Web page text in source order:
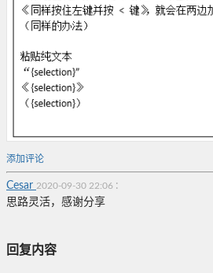
添加评论
Cesar 2020-09-30 22:06 :
思路灵活，感谢分享
回复内容